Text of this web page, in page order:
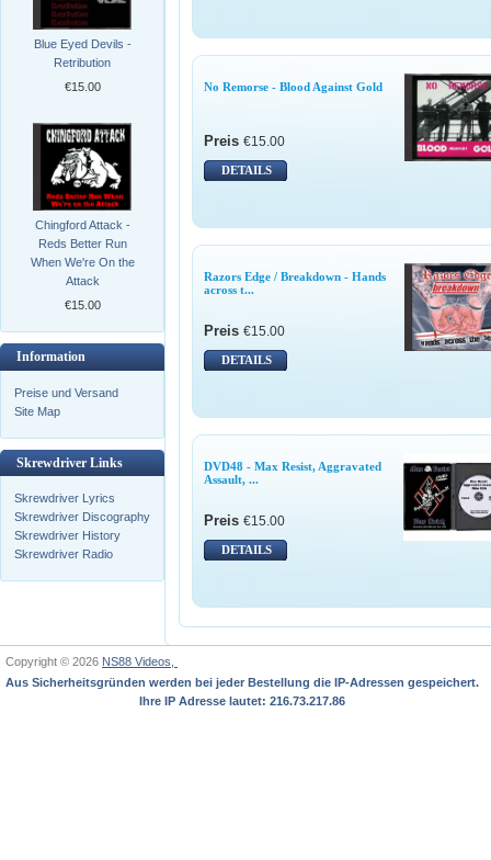
Blue Eyed Devils -
Retribution
€15.00
Chingford Attack -
Reds Better Run
When We're On the
Attack
€15.00
Information
Preise und Versand
Site Map
Skrewdriver Links
Skrewdriver Lyrics
Skrewdriver Discography
Skrewdriver History
Skrewdriver Radio
No Remorse - Blood Against Gold
Preis €15.00
DETAILS
Razors Edge / Breakdown - Hands
across t...
Preis €15.00
DETAILS
DVD48 - Max Resist, Aggravated
Assault, ...
Preis €15.00
DETAILS
Copyright © 2026 NS88 Videos,
Aus Sicherheitsgründen werden bei jeder Bestellung die IP-Adressen gespeichert.
Ihre IP Adresse lautet: 216.73.217.86